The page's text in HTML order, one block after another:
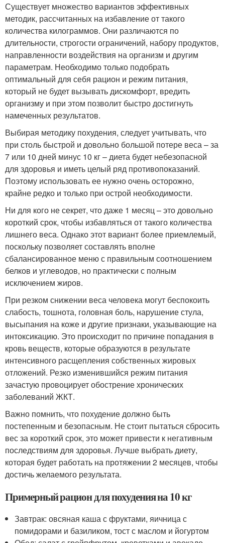
Существует множество вариантов эффективных
методик, рассчитанных на избавление от такого
количества килограммов. Они различаются по
длительности, строгости ограничений, набору продуктов,
направленности воздействия на организм и другим
параметрам. Необходимо только подобрать
оптимальный для себя рацион и режим питания,
который не будет вызывать дискомфорт, вредить
организму и при этом позволит быстро достигнуть
намеченных результатов.
Выбирая методику похудения, следует учитывать, что
при столь быстрой и довольно большой потере веса – за
7 или 10 дней минус 10 кг – диета будет небезопасной
для здоровья и иметь целый ряд противопоказаний.
Поэтому использовать ее нужно очень осторожно,
крайне редко и только при острой необходимости.
Ни для кого не секрет, что даже 1 месяц – это довольно
короткий срок, чтобы избавляться от такого количества
лишнего веса. Однако этот вариант более приемлемый,
поскольку позволяет составлять вполне
сбалансированное меню с правильным соотношением
белков и углеводов, но практически с полным
исключением жиров.
При резком снижении веса человека могут беспокоить
слабость, тошнота, головная боль, нарушение стула,
высыпания на коже и другие признаки, указывающие на
интоксикацию. Это происходит по причине попадания в
кровь веществ, которые образуются в результате
интенсивного расщепления собственных жировых
отложений. Резко изменившийся режим питания
зачастую провоцирует обострение хронических
заболеваний ЖКТ.
Важно помнить, что похудение должно быть
постепенным и безопасным. Не стоит пытаться сбросить
вес за короткий срок, это может привести к негативным
последствиям для здоровья. Лучше выбрать диету,
которая будет работать на протяжении 2 месяцев, чтобы
достичь желаемого результата.
Примерный рацион для похудения на 10 кг
Завтрак: овсяная каша с фруктами, яичница с
помидорами и базиликом, тост с маслом и йогуртом